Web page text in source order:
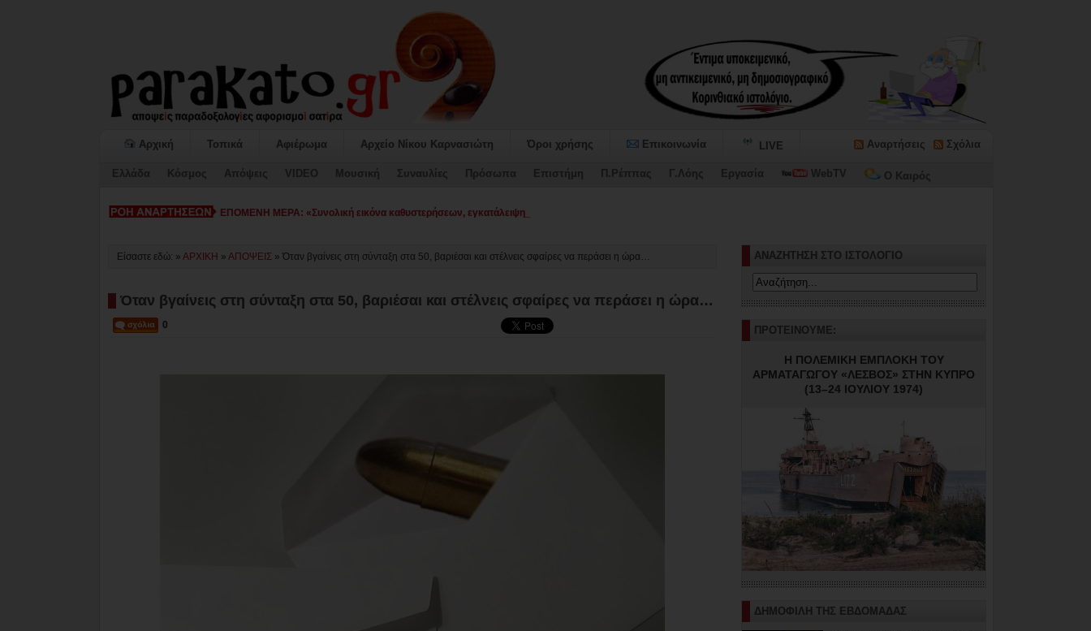
Αρχική Τοπικά Αφιέρωμα Αρχείο Νίκου Καρνασιώτη Όροι χρήσης Επικοινωνία LIVE Αναρτήσεις Σχόλια
Ελλάδα Κόσμος Απόψεις VIDEO Μουσική Συναυλίες Πρόσωπα Επιστήμη Π.Ρέππας Γ.Λόης Εργασία WebTV Ο Καιρός
ΕΠΟΜΕΝΗ ΜΕΡΑ: «Συνολική εικόνα καθυστερήσεων, εγκατάλειψης και απουσίας σχεδιασμού στο Δήμο Σ_
Είσαστε εδώ: » ΑΡΧΙΚΗ » ΑΠΟΨΕΙΣ » Όταν βγαίνεις στη σύνταξη στα 50, βαριέσαι και στέλνεις σφαίρες να περάσει η ώρα…
Όταν βγαίνεις στη σύνταξη στα 50, βαριέσαι και στέλνεις σφαίρες να περάσει η ώρα…
0
ΑΝΑΖΗΤΗΣΗ ΣΤΟ ΙΣΤΟΛΟΓΙΟ
ΠΡΟΤΕΙΝΟΥΜΕ:
Η ΠΟΛΕΜΙΚΗ ΕΜΠΛΟΚΗ ΤΟΥ
ΑΡΜΑΤΑΓΩΓΟΥ «ΛΕΣΒΟΣ» ΣΤΗΝ ΚΥΠΡΟ
(13–24 ΙΟΥΛΙΟΥ 1974)
ΔΗΜΟΦΙΛΗ ΤΗΣ ΕΒΔΟΜΑΔΑΣ